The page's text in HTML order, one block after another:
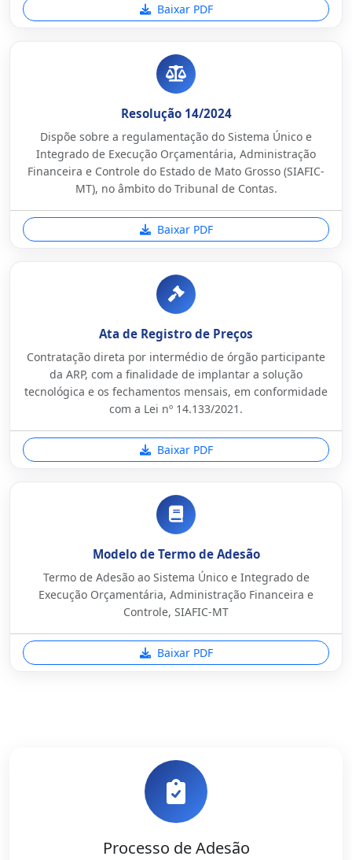
Baixar PDF
Resolução 14/2024
Dispõe sobre a regulamentação do Sistema Único e
Integrado de Execução Orçamentária, Administração
Financeira e Controle do Estado de Mato Grosso (SIAFIC-
MT), no âmbito do Tribunal de Contas.
Baixar PDF
Ata de Registro de Preços
Contratação direta por intermédio de órgão participante
da ARP, com a finalidade de implantar a solução
tecnológica e os fechamentos mensais, em conformidade
com a Lei nº 14.133/2021.
Baixar PDF
Modelo de Termo de Adesão
Termo de Adesão ao Sistema Único e Integrado de
Execução Orçamentária, Administração Financeira e
Controle, SIAFIC-MT
Baixar PDF
Processo de Adesão